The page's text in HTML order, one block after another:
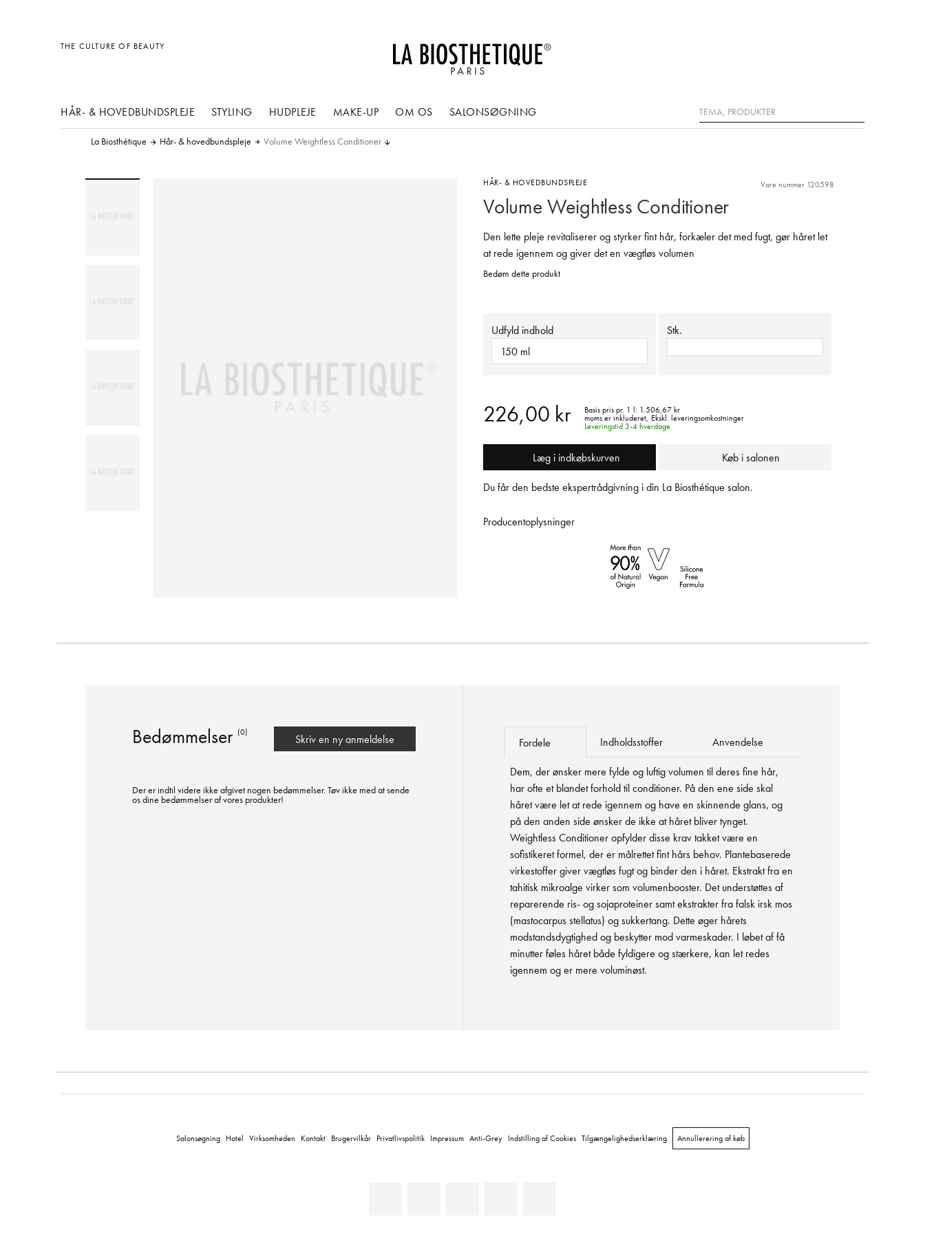
THE CULTURE OF BEAUTY
HÅR- & HOVEDBUNDSPLEJE STYLING
Diverse
HUDPLEJE MAKE-UP OM OS SALONSØGNING Søg
La Biosthétique Hår- & hovedbundspleje Volume Weightless Conditioner
HÅR- & HOVEDBUNDSPLEJE Vare nummer 120598
Volume Weightless Conditioner
Den lette pleje revitaliserer og styrker fint hår, forkæler det med fugt, gør håret let
at rede igennem og giver det en vægtløs volumen
Bedøm dette produkt
Udfyld indhold
150 ml
Stk.
226,00 kr Basis pris pr. 1 l: 1.506,67 kr
moms er inkluderet, Ekskl. leveringsomkostninger
Leveringstid 3-4 hverdage
Læg i indkøbskurven Køb i salonen
Du får den bedste ekspertrådgivning i din La Biosthétique salon.
Producentoplysninger
Bedømmelser (0)
Skriv en ny anmeldelse
Der er indtil videre ikke afgivet nogen bedømmelser. Tøv ikke med at sende
os dine bedømmelser af vores produkter!
Fordele Indholdsstoffer Anvendelse
Dem, der ønsker mere fylde og luftig volumen til deres fine hår,
har ofte et blandet forhold til conditioner. På den ene side skal
håret være let at rede igennem og have en skinnende glans, og
på den anden side ønsker de ikke at håret bliver tynget.
Weightless Conditioner opfylder disse krav takket være en
sofistikeret formel, der er målrettet fint hårs behov. Plantebaserede
virkestoffer giver vægtløs fugt og binder den i håret. Ekstrakt fra en
tahitisk mikroalge virker som volumenbooster. Det understøttes af
reparerende ris- og sojaproteiner samt ekstrakter fra falsk irsk mos
(mastocarpus stellatus) og sukkertang. Dette øger hårets
modstandsdygtighed og beskytter mod varmeskader. I løbet af få
minutter føles håret både fyldigere og stærkere, kan let redes
igennem og er mere voluminøst.
Salonsøgning Hotel Virksomheden Kontakt Brugervilkår Privatlivspolitik Impressum Anti-Grey Indstilling af Cookies Tilgængelighedserklæring Annullerering af køb